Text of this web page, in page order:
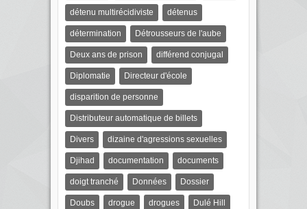
détenu multirécidiviste détenus
détermination Détrousseurs de l'aube
Deux ans de prison différend conjugal
Diplomatie Directeur d'école
disparition de personne
Distributeur automatique de billets
Divers dizaine d'agressions sexuelles
Djihad documentation documents
doigt tranché Données Dossier
Doubs drogue drogues Dulé Hill